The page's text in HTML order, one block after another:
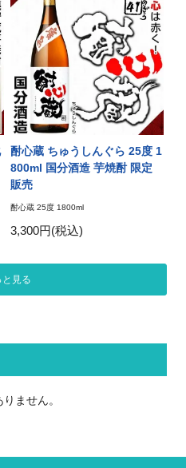
酎心蔵 ちゅうしんぐら 25度 1
800ml 国分酒造 芋焼酎 限定
販売
酎心蔵 25度 1800ml
3,300円(税込)
と見る
ません。